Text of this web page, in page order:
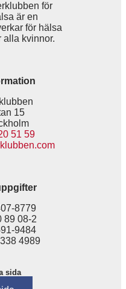
för
är en
för hälsa
alla kvinnor.
15
51 59
8779
89 08-2
9484
4989
sida